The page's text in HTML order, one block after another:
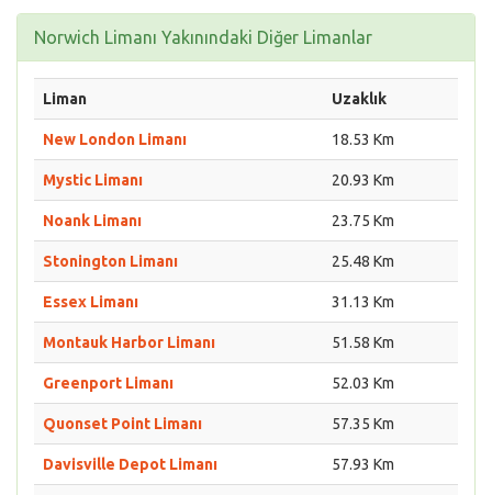
Norwich Limanı Yakınındaki Diğer Limanlar
Liman Uzaklık
New London Limanı 18.53 Km
Mystic Limanı 20.93 Km
Noank Limanı 23.75 Km
Stonington Limanı 25.48 Km
Essex Limanı 31.13 Km
Montauk Harbor Limanı 51.58 Km
Greenport Limanı 52.03 Km
Quonset Point Limanı 57.35 Km
Davisville Depot Limanı 57.93 Km